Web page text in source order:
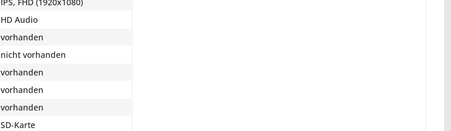
HD Audio
vorhanden
nicht vorhanden
vorhanden
vorhanden
vorhanden
SD-Karte